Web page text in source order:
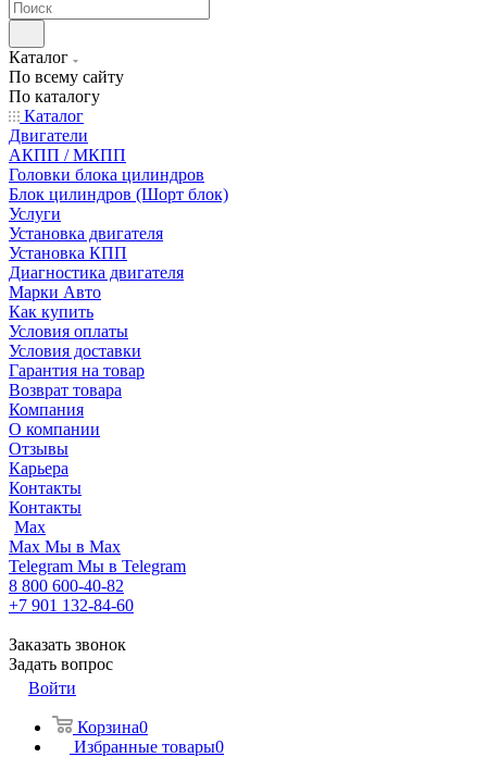
Каталог
По всему сайту
По каталогу
Каталог
Двигатели
АКПП / МКПП
Головки блока цилиндров
Блок цилиндров (Шорт блок)
Услуги
Установка двигателя
Установка КПП
Диагностика двигателя
Марки Авто
Как купить
Условия оплаты
Условия доставки
Гарантия на товар
Возврат товара
Компания
О компании
Отзывы
Карьера
Контакты
Контакты
Max
Max Мы в Max
Telegram Мы в Telegram
8 800 600-40-82
+7 901 132-84-60
Заказать звонок
Задать вопрос
Войти
Корзина0
Избранные товары0